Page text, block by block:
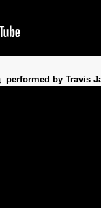
performed by Travis